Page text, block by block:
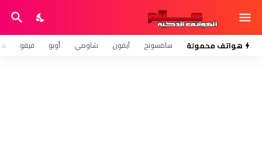
هواتف محمولة سامسونج آيفون شاومي أوبو فيفو